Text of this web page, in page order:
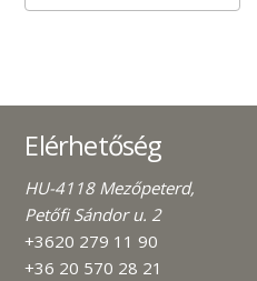
Elérhetőség
HU-4118 Mezőpeterd,
Petőfi Sándor u. 2
+3620 279 11 90
+36 20 570 28 21